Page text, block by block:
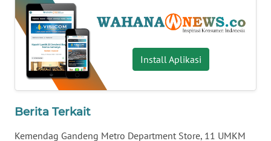
Install Aplikasi
Berita Terkait
Kemendag Gandeng Metro Department Store, 11 UMKM
WN
BENGKULU
WN
LAMPUNG
WN